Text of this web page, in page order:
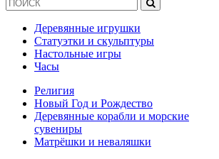
Деревянные игрушки
Статуэтки и скульптуры
Настольные игры
Часы
Религия
Новый Год и Рождество
Деревянные корабли и морские
сувениры
Матрёшки и неваляшки